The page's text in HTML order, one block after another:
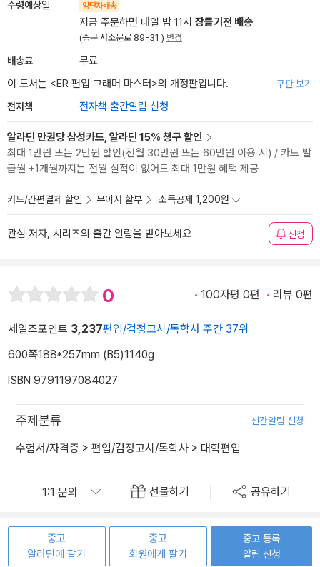
수령예상일 양탄자배송
지금 주문하면 내일 밤 11시 잠들기전 배송
(중구 서소문로 89-31 ) 변경
배송료
무료
이 도서는 <ER 편입 그래머 마스터>의 개정판입니다. 구판 보기
전자책 전자책 출간알림 신청
알라딘 만권당 삼성카드, 알라딘 15% 청구 할인
최대 1만원 또는 2만원 할인(전월 30만원 또는 60만원 이용 시) / 카드 발
급월 +1개월까지는 전월 실적이 없어도 최대 1만원 혜택 제공
카드/간편결제 할인 무이자 할부 소득공제 1,200원
관심 저자, 시리즈의 출간 알림을 받아보세요 신청
0 100자평 0편 리뷰 0편
세일즈포인트 3,237편입/검정고시/독학사 주간 37위
600쪽188*257mm (B5)1140g
ISBN 9791197084027
주제분류 신간알림 신청
수험서/자격증 > 편입/검정고시/독학사 > 대학편입
선물하기 공유하기
중고
알라딘에 팔기
중고
회원에게 팔기
중고 등록
알림 신청